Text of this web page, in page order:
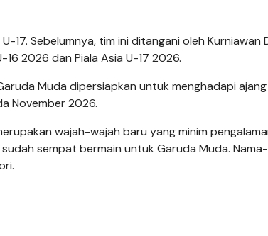
17. Sebelumnya, tim ini ditangani oleh Kurniawan
2026 dan Piala Asia U-17 2026.
Muda dipersiapkan untuk menghadapi ajang
November 2026.
wajah-wajah baru yang minim
sempat bermain untuk Garuda Muda.